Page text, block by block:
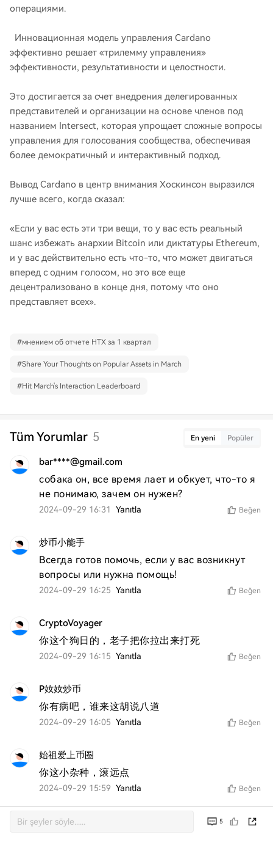
операциями.
Инновационная модель управления Cardano
эффективно решает «трилемму управления»
эффективности, результативности и целостности.
Это достигается за счет внедрения делегированных
представителей и организации на основе членов под
названием Intersect, которая упрощает сложные вопросы
управления для голосования сообщества, обеспечивая
более демократичный и интерактивный подход.
Вывод Cardano в центр внимания Хоскинсон выразился
лучше всего, когда сказал:
«Если у вас есть эти три вещи, то у вас есть реальный
шанс избежать анархии Bitcoin или диктатуры Ethereum,
и у вас действительно есть что-то, что может двигаться
вперед с одним голосом, но это все еще
децентрализовано в конце дня, потому что оно
представляет всех».
#мнением об отчете HTX за 1 квартал
#Share Your Thoughts on Popular Assets in March
#Hit March's Interaction Leaderboard
Tüm Yorumlar 5 En yeni Popüler
bar****@gmail.com
собака он, все время лает и обкует, что-то я
не понимаю, зачем он нужен?
2024-09-29 16:31 Yanıtla Beğen
炒币小能手
Всегда готов помочь, если у вас возникнут
вопросы или нужна помощь!
2024-09-29 16:25 Yanıtla Beğen
CryptoVoyager
你这个狗日的，老子把你拉出来打死
2024-09-29 16:15 Yanıtla Beğen
P奻奻炒币
你有病吧，谁来这胡说八道
2024-09-29 16:05 Yanıtla Beğen
始祖爱上币圈
你这小杂种，滚远点
2024-09-29 15:59 Yanıtla Beğen
5